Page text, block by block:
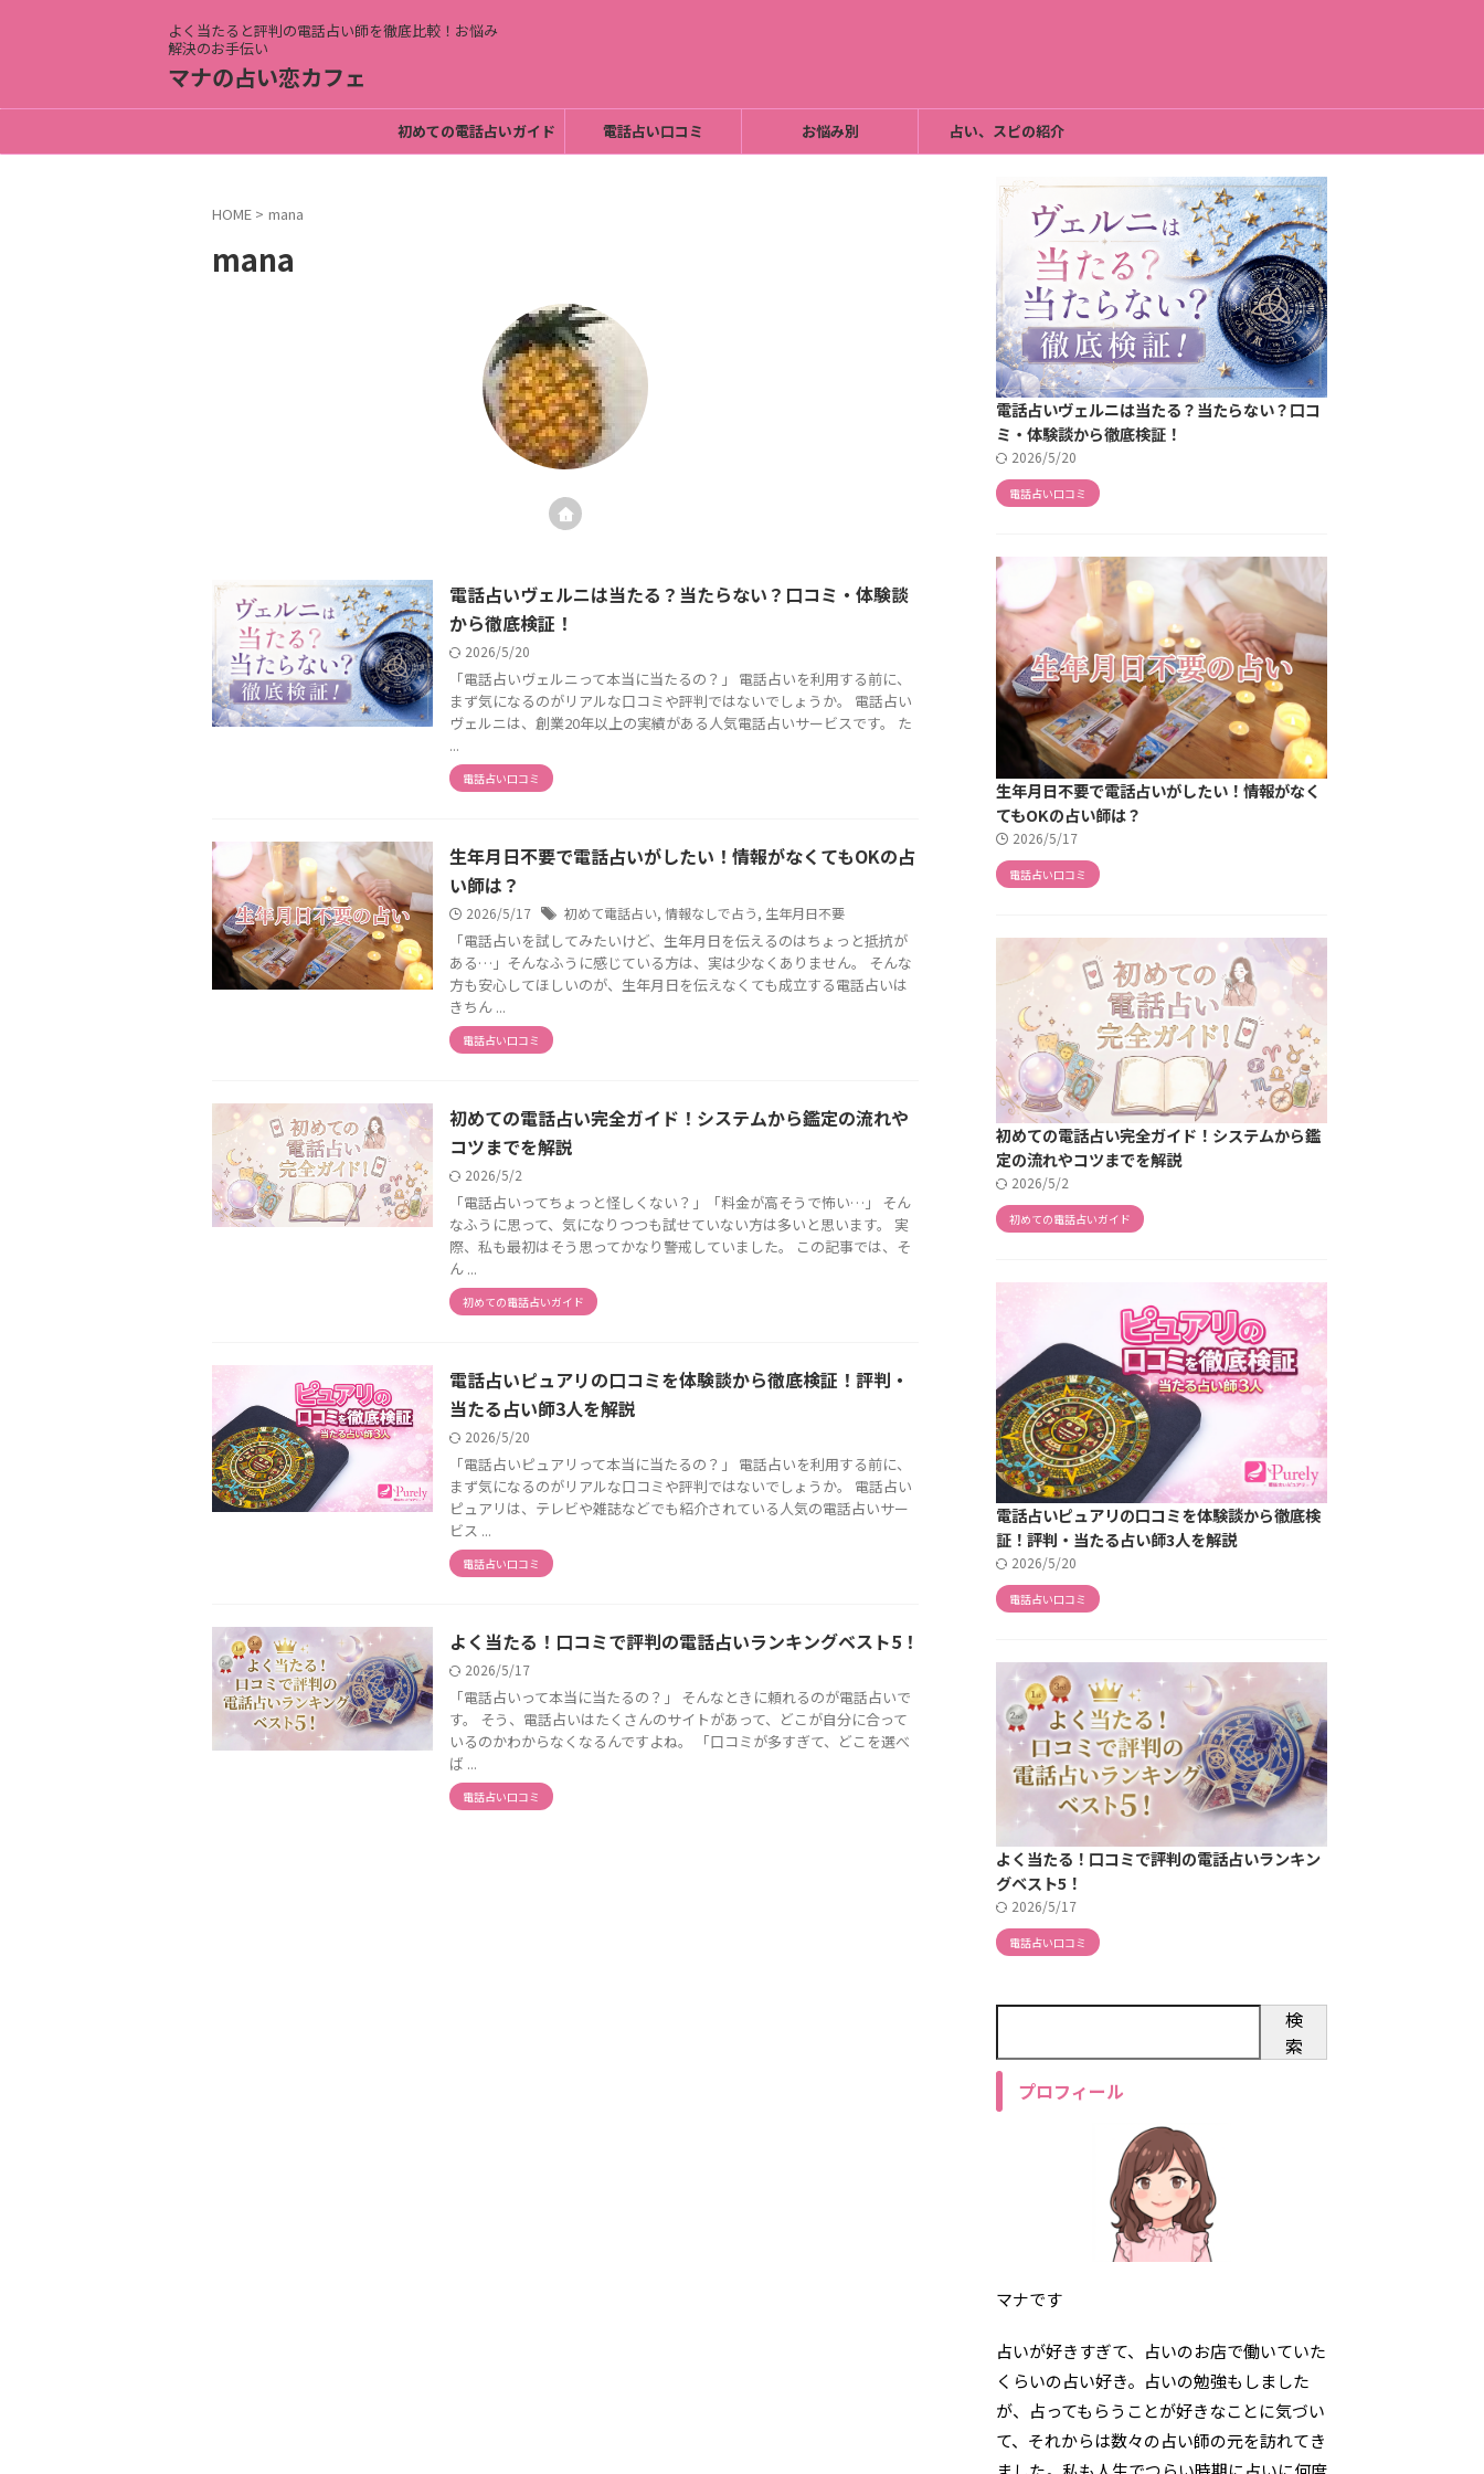
よく当たると評判の電話占い師を徹底比較！お悩み
解決のお手伝い
マナの占い恋カフェ
初めての電話占いガイド 電話占い口コミ お悩み別 占い、スピの紹介
HOME > mana
mana
電話占いヴェルニは当たる？当たらない？口コミ・体験談
から徹底検証！
2026/5/20
「電話占いヴェルニって本当に当たるの？」 電話占いを利用する前に、
まず気になるのがリアルな口コミや評判ではないでしょうか。 電話占い
ヴェルニは、創業20年以上の実績がある人気電話占いサービスです。 た
...
電話占い口コミ
生年月日不要で電話占いがしたい！情報がなくてもOKの占
い師は？
2026/5/17 初めて電話占い, 情報なしで占う, 生年月日不要
「電話占いを試してみたいけど、生年月日を伝えるのはちょっと抵抗が
ある…」そんなふうに感じている方は、実は少なくありません。 そんな
方も安心してほしいのが、生年月日を伝えなくても成立する電話占いは
きちん ...
電話占い口コミ
初めての電話占い完全ガイド！システムから鑑定の流れや
コツまでを解説
2026/5/2
「電話占いってちょっと怪しくない？」「料金が高そうで怖い…」 そん
なふうに思って、気になりつつも試せていない方は多いと思います。 実
際、私も最初はそう思ってかなり警戒していました。 この記事では、そ
ん ...
初めての電話占いガイド
電話占いピュアリの口コミを体験談から徹底検証！評判・
当たる占い師3人を解説
2026/5/20
「電話占いピュアリって本当に当たるの？」 電話占いを利用する前に、
まず気になるのがリアルな口コミや評判ではないでしょうか。 電話占い
ピュアリは、テレビや雑誌などでも紹介されている人気の電話占いサー
ビス ...
電話占い口コミ
よく当たる！口コミで評判の電話占いランキングベスト5！
2026/5/17
「電話占いって本当に当たるの？」 そんなときに頼れるのが電話占いで
す。 そう、電話占いはたくさんのサイトがあって、どこが自分に合って
いるのかわからなくなるんですよね。 「口コミが多すぎて、どこを選べ
ば ...
電話占い口コミ
電話占いヴェルニは当たる？当たらない？口コ
ミ・体験談から徹底検証！
2026/5/20
電話占い口コミ
生年月日不要で電話占いがしたい！情報がなく
てもOKの占い師は？
2026/5/17
電話占い口コミ
初めての電話占い完全ガイド！システムから鑑
定の流れやコツまでを解説
2026/5/2
初めての電話占いガイド
電話占いピュアリの口コミを体験談から徹底検
証！評判・当たる占い師3人を解説
2026/5/20
電話占い口コミ
よく当たる！口コミで評判の電話占いランキン
グベスト5！
2026/5/17
電話占い口コミ
検
索
プロフィール
マナです
占いが好きすぎて、占いのお店で働いていた
くらいの占い好き。占いの勉強もしました
が、占ってもらうことが好きなことに気づい
て、それからは数々の占い師の元を訪れてき